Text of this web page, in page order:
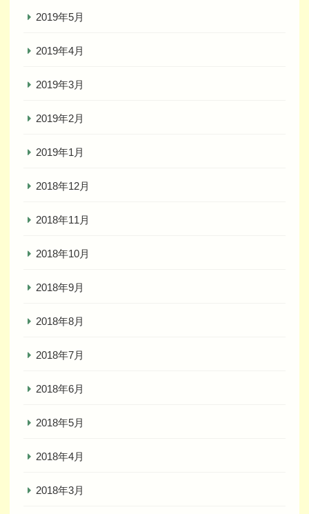
2019年5月
2019年4月
2019年3月
2019年2月
2019年1月
2018年12月
2018年11月
2018年10月
2018年9月
2018年8月
2018年7月
2018年6月
2018年5月
2018年4月
2018年3月